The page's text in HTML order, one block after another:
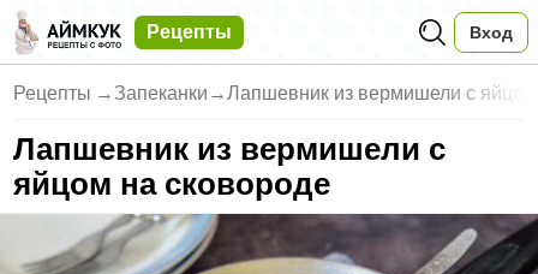
Рецепты Вход
Рецепты → Запеканки →Лапшевник из вермишели с яйцом
Лапшевник из вермишели с
яйцом на сковороде